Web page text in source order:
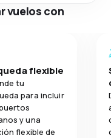
vuelos con
flexible
tu
para incluir
y una
flexible de